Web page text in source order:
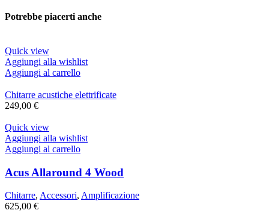
Potrebbe piacerti anche
Quick view
Aggiungi alla wishlist
Aggiungi al carrello
Chitarre acustiche elettrificate
249,00 €
Quick view
Aggiungi alla wishlist
Aggiungi al carrello
Acus Allaround 4 Wood
Chitarre, Accessori, Amplificazione
625,00 €